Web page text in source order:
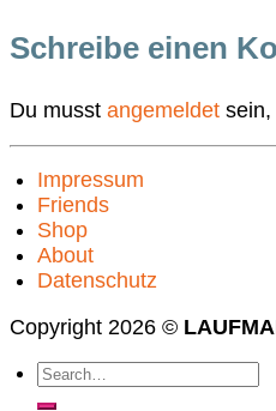
Schreibe einen
Du musst angemeldet sein,
Impressum
Friends
Shop
About
Datenschutz
Copyright 2026 ©